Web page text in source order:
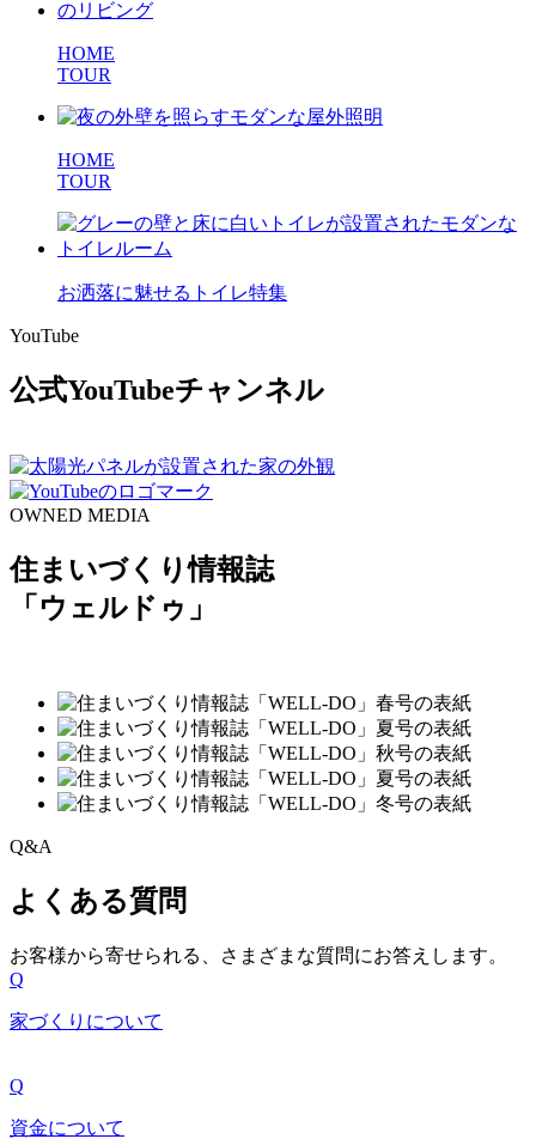
HOME
TOUR
HOME
TOUR
お洒落に魅せる トイレ特集
YouTube
公式YouTubeチャンネル
OWNED MEDIA
住まいづくり情報誌
「ウェルドゥ」
Q&A
よくある質問
お客様から寄せられる、
さまざまな質問にお答えします。
Q
家づくりについて
Q
資金について